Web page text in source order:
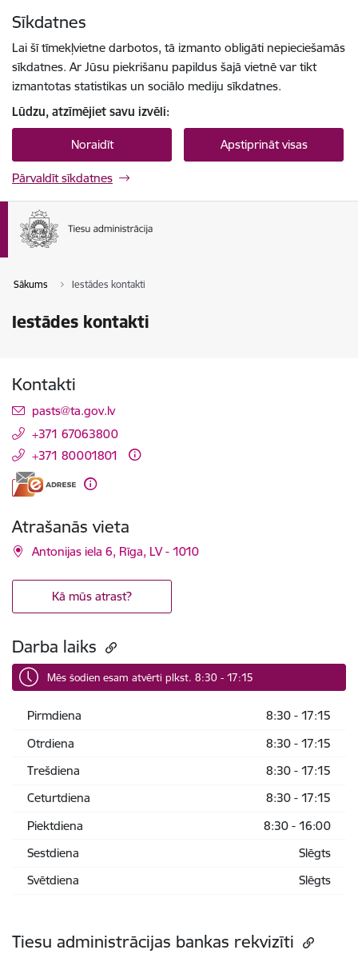
Sīkdatnes
Lai šī tīmekļvietne darbotos, tā izmanto obligāti nepieciešamās
sīkdatnes. Ar Jūsu piekrišanu papildus šajā vietnē var tikt
izmantotas statistikas un sociālo mediju sīkdatnes.
Lūdzu, atzīmējiet savu izvēli:
Noraidīt Apstiprināt visas
Pārvaldīt sīkdatnes
Sākums Iestādes kontakti
Iestādes kontakti
Kontakti
E-pasts:
pasts@ta.gov.lv
+371 67063800
+371 80001801
Atrašanās vieta
Antonijas iela 6, Rīga, LV - 1010
Kā mūs atrast?
Darba laiks
Mēs šodien esam atvērti plkst. 8:30 - 17:15
Pirmdiena
8:30 - 17:15
Otrdiena
8:30 - 17:15
Trešdiena
8:30 - 17:15
Ceturtdiena
8:30 - 17:15
Piektdiena
8:30 - 16:00
Sestdiena
Slēgts
Svētdiena
Slēgts
Tiesu administrācijas bankas rekvizīti